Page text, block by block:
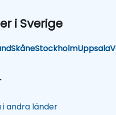
i Sverige
SkåneStockholmUppsala
i andra länder